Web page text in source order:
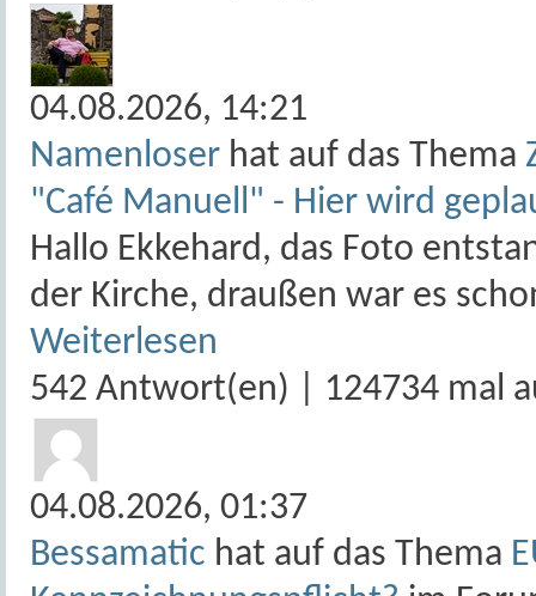
04.08.2026, 14:21
Namenloser hat auf das Thema
"Café Manuell" - Hier wird
Hallo Ekkehard, das Foto
der Kirche, draußen war es
Weiterlesen
542 Antwort(en) | 124734 mal
04.08.2026, 01:37
Bessamatic hat auf das Thema